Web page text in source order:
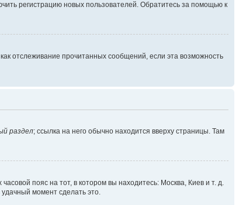
регистрацию новых пользователей. Обратитесь за помощью к
отслеживание прочитанных сообщений, если эта возможность
раздел; ссылка на него обычно находится вверху страницы. Там
пояс на тот, в котором вы находитесь: Москва, Киев и т. д.
удачный момент сделать это.